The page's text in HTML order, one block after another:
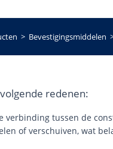
> Bevestigingsmiddelen
redenen:
verbinding tussen de
of verschuiven, wat